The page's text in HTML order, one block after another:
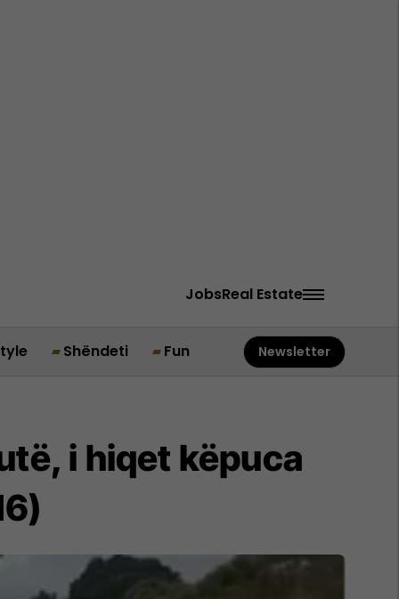
JobsReal Estate
Shëndeti Fun Newsletter
i hiqet këpuca